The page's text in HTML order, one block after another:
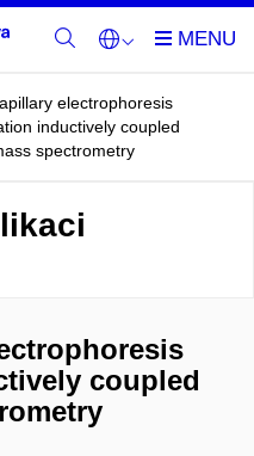
electrophoresis
inductively coupled
spectrometry
coupled